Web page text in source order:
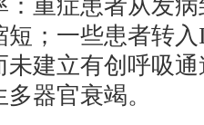
：重症患者从发
短；一些患者转
建立有创呼吸
器官衰竭。